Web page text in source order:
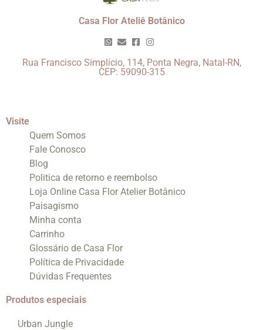
Casa Flor Ateliê Botânico
Rua Francisco Simplício, 114, Ponta Negra, Natal-RN,
CEP: 59090-315
Visite
Quem Somos
Fale Conosco
Blog
Politica de retorno e reembolso
Loja Online Casa Flor Atelier Botânico
Paisagismo
Minha conta
Carrinho
Glossário de Casa Flor
Política de Privacidade
Dúvidas Frequentes
Produtos especiais
Urban Jungle